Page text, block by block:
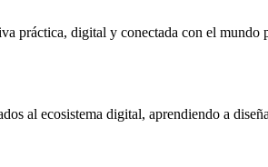
práctica, digital y conectada con el mundo
al ecosistema digital, aprendiendo a